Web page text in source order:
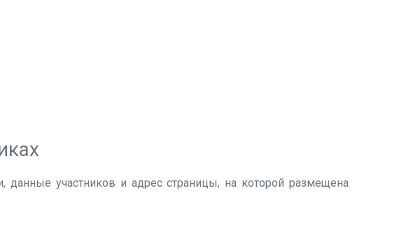
данные участников и адрес страницы, на которой размещена